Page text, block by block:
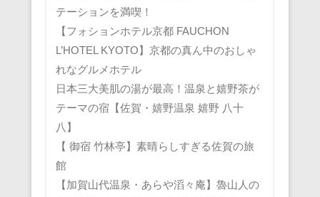
テーションを満喫！
【フォションホテル京都 FAUCHON
L’HOTEL KYOTO】京都の真ん中のおしゃ
れなグルメホテル
日本三大美肌の湯が最高！温泉と嬉野茶が
テーマの宿【佐賀・嬉野温泉 嬉野 八十
八】
【 御宿 竹林亭】素晴らしすぎる佐賀の旅
館
【加賀山代温泉・あらや滔々庵】魯山人の